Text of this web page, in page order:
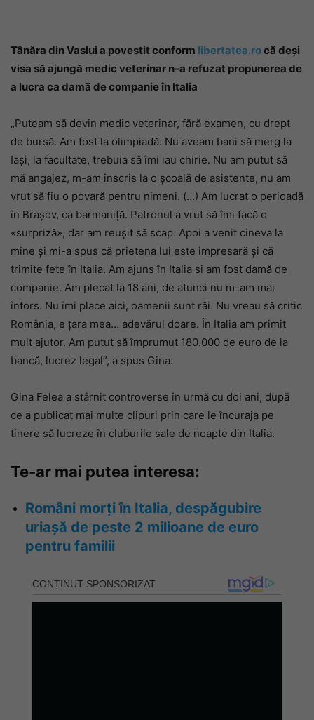
Tânăra din Vaslui a povestit conform libertatea.rocă deși
visa să ajungă medic veterinar n-a refuzat propunerea de
a lucra ca damă de companie în Italia
„Puteam să devin medic veterinar, fără examen, cu drept
de bursă. Am fost la olimpiadă. Nu aveam bani să merg la
Iași, la facultate, trebuia să îmi iau chirie. Nu am putut să
mă angajez, m-am înscris la o școală de asistente, nu am
vrut să fiu o povară pentru nimeni. (…) Am lucrat o perioadă
în Brașov, ca barmaniță. Patronul a vrut să îmi facă o
«surpriză», dar am reușit să scap. Apoi a venit cineva la
mine și mi-a spus că prietena lui este impresară și că
trimite fete în Italia. Am ajuns în Italia si am fost damă de
companie. Am plecat la 18 ani, de atunci nu m-am mai
întors. Nu îmi place aici, oamenii sunt răi. Nu vreau să critic
România, e țara mea… adevărul doare. În Italia am primit
mult ajutor. Am putut să împrumut 180.000 de euro de la
bancă, lucrez legal”, a spus Gina.
Gina Felea a stârnit controverse în urmă cu doi ani, după
ce a publicat mai multe clipuri prin care le încuraja pe
tinere să lucreze în cluburile sale de noapte din Italia.
Te-ar mai putea interesa:
Români morți în Italia, despăgubire
uriașă de peste 2 milioane de euro
pentru familii